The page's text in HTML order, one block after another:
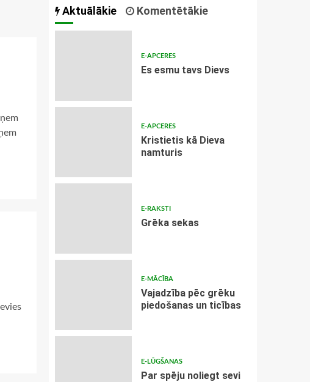
Aktuālākie Komentētākie
E-APCERES
Es esmu tavs Dievs
E-APCERES
Kristietis kā Dieva
namturis
E-RAKSTI
Grēka sekas
E-MĀCĪBA
Vajadzība pēc grēku
piedošanas un ticības
E-LŪGŠANAS
Par spēju noliegt sevi